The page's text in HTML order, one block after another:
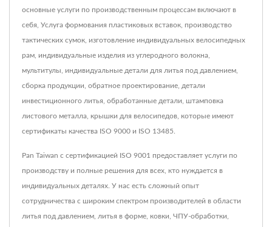
основные услуги по производственным процессам включают в
себя, Услуга формования пластиковых вставок, производство
тактических сумок, изготовление индивидуальных велосипедных
рам, индивидуальные изделия из углеродного волокна,
мультитулы, индивидуальные детали для литья под давлением,
сборка продукции, обратное проектирование, детали
инвестиционного литья, обработанные детали, штамповка
листового металла, крышки для велосипедов, которые имеют
сертификаты качества ISO 9000 и ISO 13485.
Pan Taiwan с сертификацией ISO 9001 предоставляет услуги по
производству и полные решения для всех, кто нуждается в
индивидуальных деталях. У нас есть сложный опыт
сотрудничества с широким спектром производителей в области
литья под давлением, литья в форме, ковки, ЧПУ-обработки,